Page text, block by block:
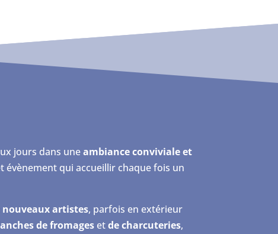
jours dans uneambiance conviviale et
évènement qui accueillir chaque fois un
nouveaux artistes, parfois en extérieur
de fromages etde charcuteries,